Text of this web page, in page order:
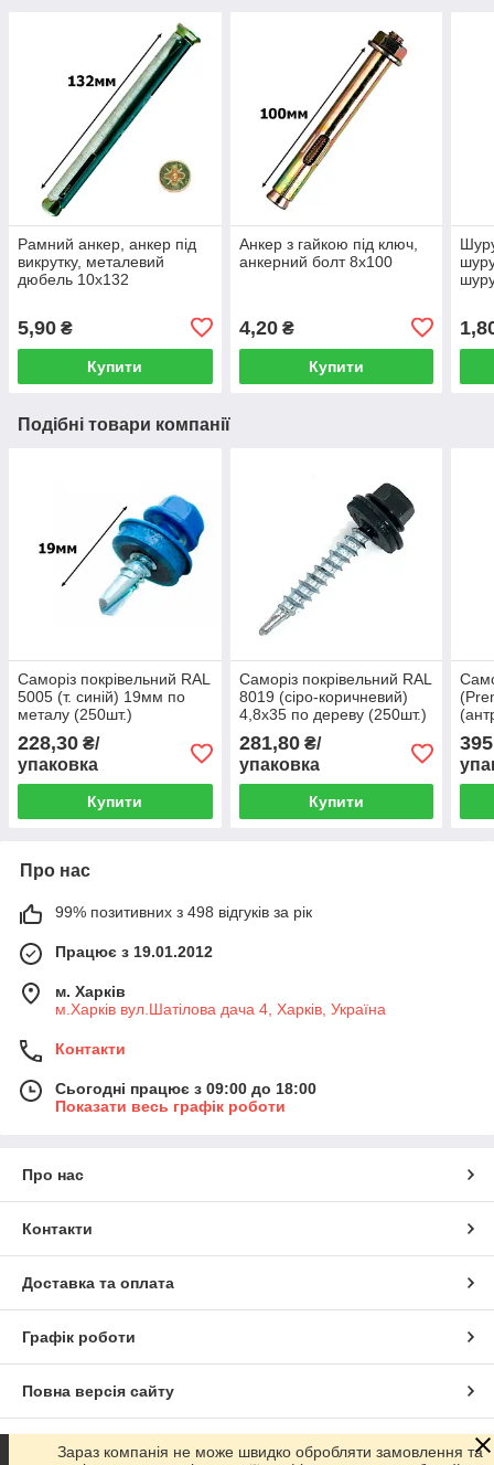
Рамний анкер, анкер під
викрутку, металевий
дюбель 10х132
5,90 ₴
Купити
Анкер з гайкою під ключ,
анкерний болт 8х100
4,20₴
Купити
Подібні товари компанії
Саморіз покрівельний RAL
5005 (т. синій) 19мм по
металу (250шт.)
228,30 ₴/
упаковка
Купити
Саморіз покрівельний RAL
8019 (сіро-коричневий)
4,8х35 по дереву (250шт.)
281,80₴/
упаковка
Купити
Про нас
99% позитивних з 498 відгуків за рік
Працює з 19.01.2012
м. Харків
м.Харків вул.Шатілова дача 4, Харків, Україна
Контакти
Сьогодні працює з 09:00 до 18:00
Показати весь графік роботи
Про нас
Контакти
Доставка та оплата
Графік роботи
Повна версія сайту
Сайт створено на маркетплейсіProm.ua
Зараз компанія не може швидко обробляти замовлення та